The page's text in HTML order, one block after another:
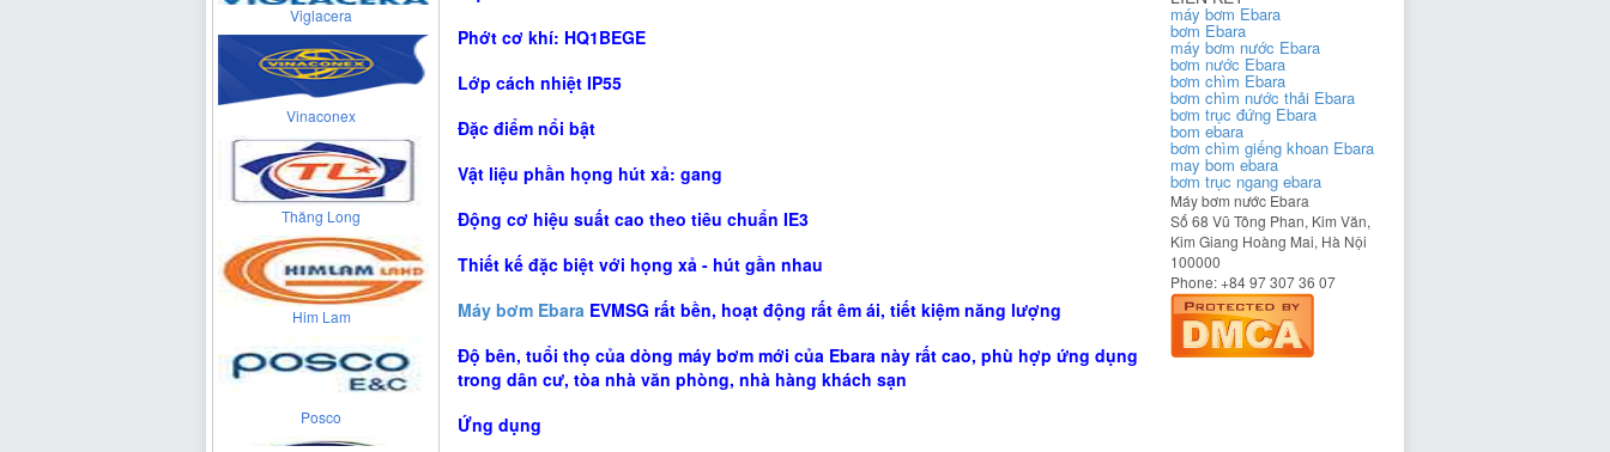
Vinaconex
Thăng Long
Him Lam
Phớt cơ khí: HQ1BEGE
Lớp cách nhiệt IP55
Đặc điểm nổi bật
Vật liệu phần họng hút xả: gang
Động cơ hiệu suất cao theo tiêu chuẩn IE3
Thiết kế đặc biệt với họng xả - hút gần nhau
Máy bơm Ebara EVMSG rất bền, hoạt động rất êm ái, tiết kiệm năng lượng
Độ bên, tuổi thọ của dòng máy bơm mới của Ebara này rất cao, phù hợp ứng dụng
trong dân cư, tòa nhà văn phòng, nhà hàng khách sạn
Ứng dụng
máy bơm Ebara
bơm Ebara
máy bơm nước Ebara
bơm nước Ebara
bơm chìm Ebara
bơm chìm nước thải Ebara
bơm trục đứng Ebara
bom ebara
bơm chìm giếng khoan Ebara
may bom ebara
bơm trục ngang ebara
Máy bơm nước Ebara
Số 68 Vũ Tông Phan, Kim Văn,
Kim Giang Hoàng Mai, Hà Nội
100000
Phone:+84 97 307 36 07